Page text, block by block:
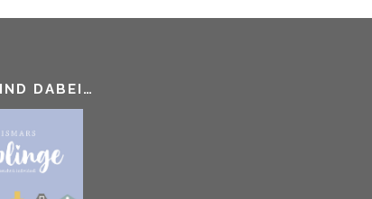
DABEI…